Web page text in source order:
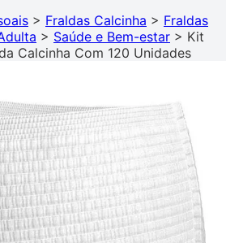
> Fraldas Calcinha > Fraldas
> Saúde e Bem-estar > Kit
Calcinha Com 120 Unidades